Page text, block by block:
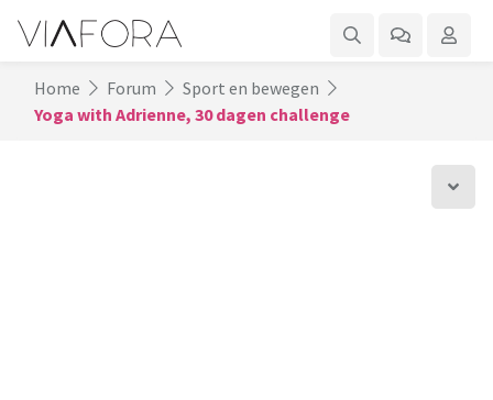
Home Forum
Sport en bewegen
Yoga with Adrienne, 30 dagen challenge